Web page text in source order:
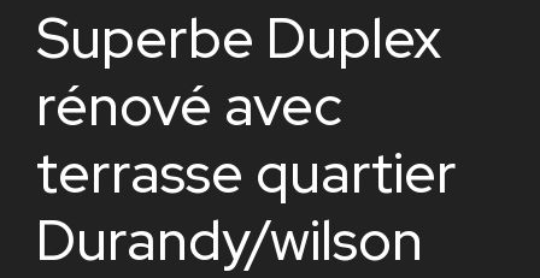
Superbe Duplex
rénové avec
terrasse quartier
Durandy/wilson